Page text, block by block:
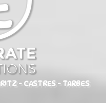
- CASTRES - TARBES